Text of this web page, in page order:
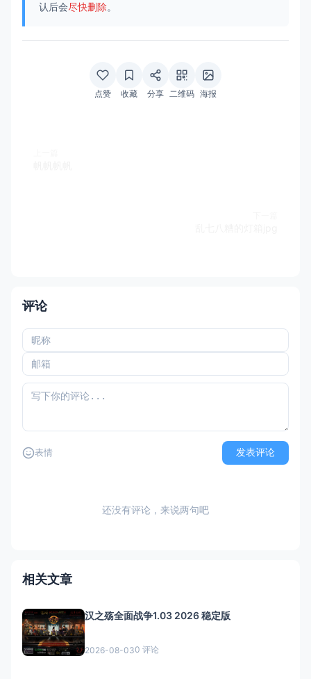
认后会尽快删除。
点赞 收藏 分享 二维码 海报
评论
表情 发表评论
还没有评论，来说两句吧
相关文章
汉之殇全面战争1.03 2026 稳定版
2026-08-030 评论